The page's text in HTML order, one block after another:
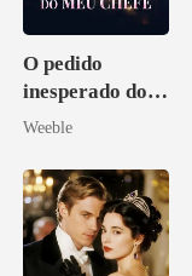
O pedido
inesperado do
meu chefe
Weeble